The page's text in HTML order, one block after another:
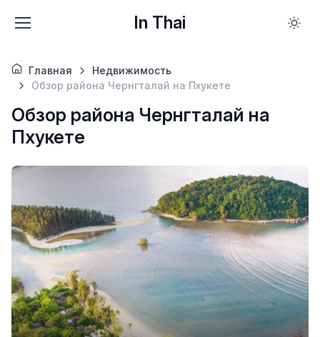
In Thai
Главная
Недвижимость
Обзор района Чернгталай на Пхукете
Обзор района Чернгталай на
Пхукете